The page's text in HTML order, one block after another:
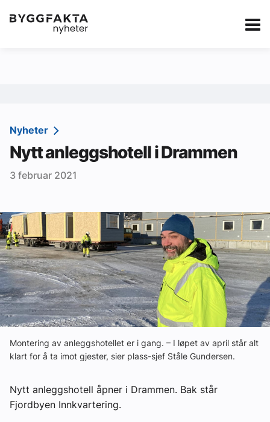
Kategorier Jobbmarkedet Annonsere i
Redaksjonen
Om Byggfakta
Annonsere
Kontakt oss
Tips oss
Ledige stillinger
eBlad
Aktivitetskalender
Bransjekommentar
Nyheter
Nytt anleggshotell i Drammen
3 februar 2021
Montering av anleggshotellet er i gang. – I løpet av april står alt
klart for å ta imot gjester, sier plass-sjef Ståle Gundersen.
Nytt anleggshotell åpner i Drammen. Bak står
Fjordbyen Innkvartering.